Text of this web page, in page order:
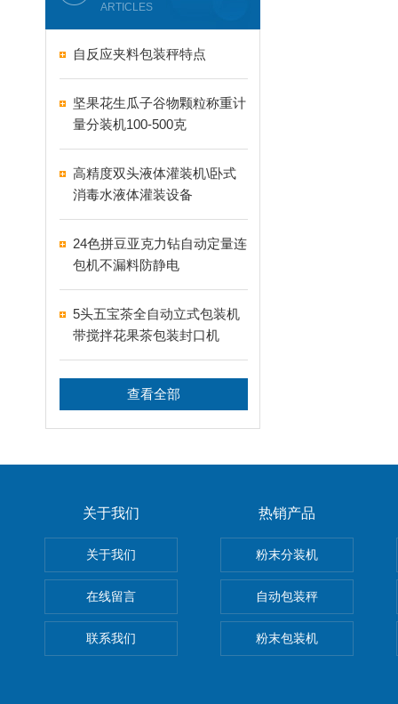
ARTICLES
自反应夹料包装秤特点
坚果花生瓜子谷物颗粒称重计
量分装机100-500克
高精度双头液体灌装机\卧式
消毒水液体灌装设备
24色拼豆亚克力钻自动定量连
包机不漏料防静电
5头五宝茶全自动立式包装机
带搅拌花果茶包装封口机
查看全部
关于我们
关于我们
在线留言
联系我们
热销产品
粉末分装机
自动包装秤
粉末包装机